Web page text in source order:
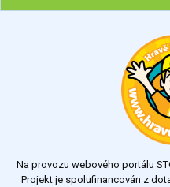
Výsledky
Na provozu webového portálu
Projekt je spolufinancován z